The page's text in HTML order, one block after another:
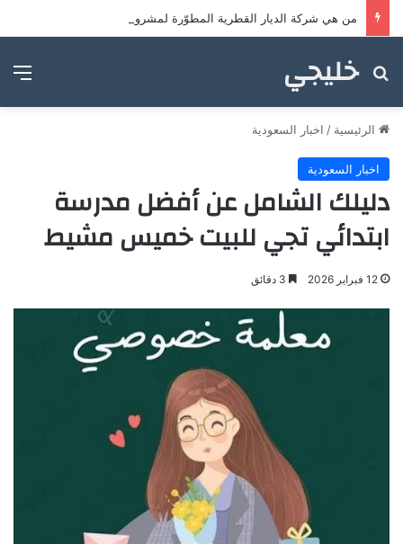
من هي شركة الديار القطرية المطوّرة لمشروع علم الروم؟
خليجي
بحث عن
الرئيسية / اخبار السعودية
اخبار السعودية
دليلك الشامل عن أفضل مدرسة
ابتدائي تجي للبيت خميس مشيط
12 فبراير 2026